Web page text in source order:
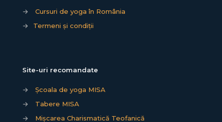
→
Cursuri de yoga în România
→
Termeni și condiții
Site-uri recomandate
→
Școala de yoga MISA
→
Tabere MISA
→
Mișcarea Charismatică Teofanică